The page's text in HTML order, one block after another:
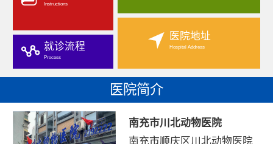
Instructions
就诊流程
Process
医院地址
Hospital Address
医院简介
南充市川北动物医院
南充市顺庆区川北动物医院